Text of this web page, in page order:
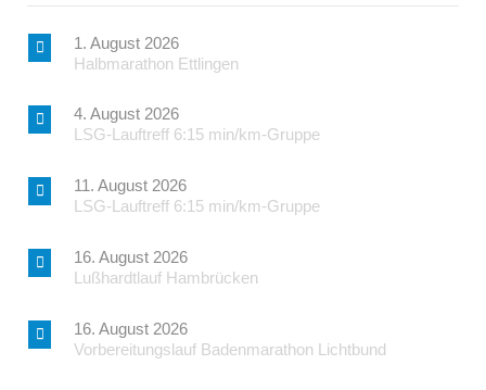
1. August 2026
Halbmarathon Ettlingen
4. August 2026
LSG-Lauftreff 6:15 min/km-Gruppe
11. August 2026
LSG-Lauftreff 6:15 min/km-Gruppe
16. August 2026
Lußhardtlauf Hambrücken
16. August 2026
Vorbereitungslauf Badenmarathon Lichtbund